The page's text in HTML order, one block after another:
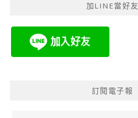
加LINE當好友
訂閱電子報